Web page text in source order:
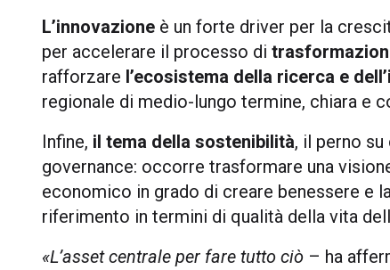
L’innovazioneè un forte driver per la
per accelerare il processo di
rafforzare l’ecosistema della ricerca e
regionale di medio-lungo termine, chiara e
Infine, il tema della sostenibilità, il perno
governance: occorre trasformare una
economico in grado di creare benessere e
riferimento in termini di qualità della vita
«L’asset centrale per fare tutto ciò – ha